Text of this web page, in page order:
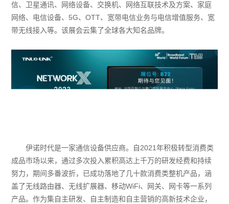
信、卫星通讯、网络设备、交换机、网络互联技术及方案、家庭
网络、电信设备、5G、OTT、宽带电信业务与电信增值服务、宽
带无线接入等。该展会云集了全球各大知名品牌。
伊诺时代是一家通信设备供应商。自2021年积极转型消费类
成品市场以来，通过多次投入累积高达上千万的研发经费和持续
努力，期间多番波折，已成功落地了几十款消费类整机产品，涵
盖了无线路由器、无线扩展器、移动WiFi、网关、网卡等一系列
产品。作为集自主研发、自主制造和自主营销的高新技术企业，